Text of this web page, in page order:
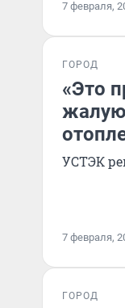
7 февраля,
ГОРОД
«Это
УСТЭК
7 февраля,
ГОРОД